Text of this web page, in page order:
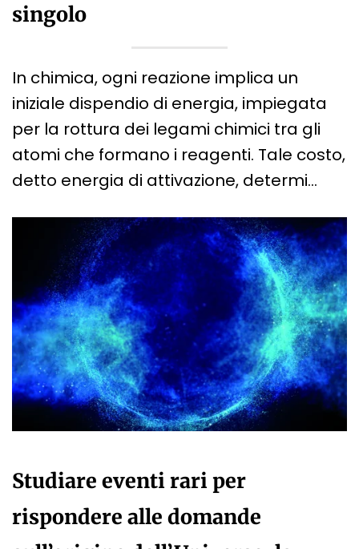
singolo
In chimica, ogni reazione implica un
iniziale dispendio di energia, impiegata
per la rottura dei legami chimici tra gli
atomi che formano i reagenti. Tale costo,
detto energia di attivazione, determi…
Studiare eventi rari per
rispondere alle domande